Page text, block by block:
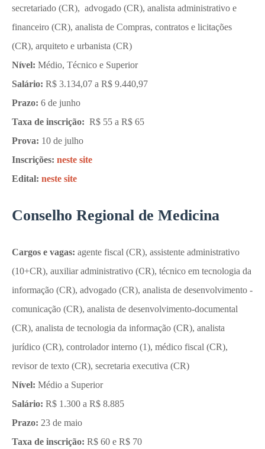
secretariado (CR), advogado (CR), analista administrativo e
financeiro (CR), analista de Compras, contratos e licitações
(CR), arquiteto e urbanista (CR)
Nível: Médio, Técnico e Superior
Salário: R$ 3.134,07 a R$ 9.440,97
Prazo: 6 de junho
Taxa de inscrição: R$ 55 a R$ 65
Prova: 10 de julho
Inscrições: neste site
Edital: neste site
Conselho Regional de Medicina
Cargos e vagas: agente fiscal (CR), assistente administrativo
(10+CR), auxiliar administrativo (CR), técnico em tecnologia da
informação (CR), advogado (CR), analista de desenvolvimento -
comunicação (CR), analista de desenvolvimento-documental
(CR), analista de tecnologia da informação (CR), analista
jurídico (CR), controlador interno (1), médico fiscal (CR),
revisor de texto (CR), secretaria executiva (CR)
Nível: Médio a Superior
Salário: R$ 1.300 a R$ 8.885
Prazo: 23 de maio
Taxa de inscrição: R$ 60 e R$ 70